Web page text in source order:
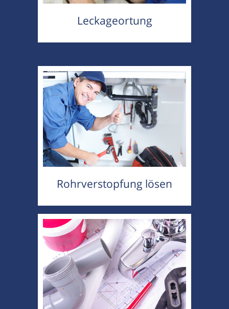
Leckageortung
Rohrverstopfung lösen